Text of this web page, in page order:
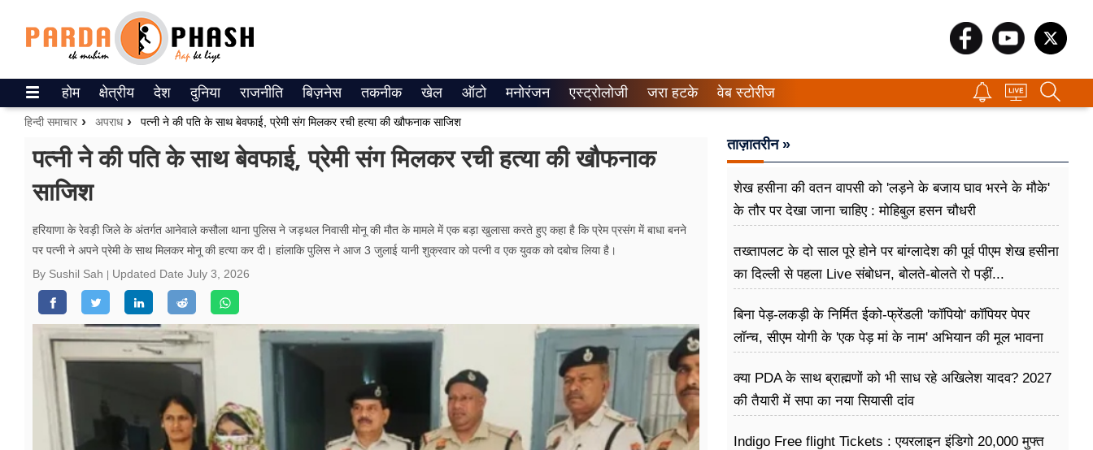
ePaper
वेब स्टोरीज
उत्तर प्रदेश
गैलरी
वीडियो
रिलेशनशिप
जीवन मंत्रा
होम क्षेत्रीय देश दुनिया राजनीति बिज़नेस तकनीक खेल ऑटो मनोरंजन एस्ट्रोलोजी जरा हटके वेब स्टोरीज
हिन्दी समाचार अपराध पत्नी ने की पति के साथ बेवफाई, प्रेमी संग मिलकर रची हत्या की खौफनाक साजिश
पत्नी ने की पति के साथ बेवफाई, प्रेमी संग मिलकर रची हत्या की खौफनाक
साजिश
हरियाणा के रेवड़ी जिले के अंतर्गत आनेवाले कसौला थाना पुलिस ने जड़थल निवासी मोनू की मौत के मामले में एक बड़ा खुलासा करते हुए कहा है कि प्रेम प्रसंग में बाधा बनने
पर पत्नी ने अपने प्रेमी के साथ मिलकर मोनू की हत्या कर दी। हांलाकि पुलिस ने आज 3 जुलाई यानी शुक्रवार को पत्नी व एक युवक को दबोच लिया है।
By Sushil Sah
Updated Date July 3, 2026
ताज़ातरीन »
शेख हसीना की वतन वापसी को 'लड़ने के बजाय घाव भरने के मौके'
के तौर पर देखा जाना चाहिए : मोहिबुल हसन चौधरी
तख्तापलट के दो साल पूरे होने पर बांग्लादेश की पूर्व पीएम शेख हसीना
का दिल्ली से पहला Live संबोधन, बोलते-बोलते रो पड़ीं...
बिना पेड़-लकड़ी के निर्मित ईको-फ्रेंडली 'कॉपियो' कॉपियर पेपर
लॉन्च, सीएम योगी के 'एक पेड़ मां के नाम' अभियान की मूल भावना
क्या PDA के साथ ब्राह्मणों को भी साध रहे अखिलेश यादव? 2027
की तैयारी में सपा का नया सियासी दांव
Indigo Free flight Tickets : एयरलाइन इंडिगो 20,000 मुफ्त